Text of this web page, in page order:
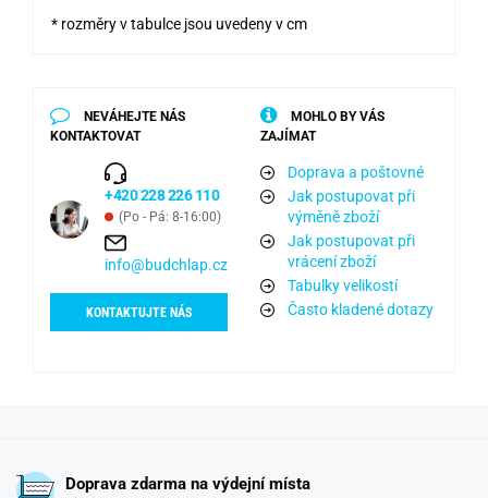
* rozměry v tabulce jsou uvedeny v cm
NEVÁHEJTE NÁS
KONTAKTOVAT
+420 228 226 110
(Po - Pá: 8-16:00)
info@budchlap.cz
KONTAKTUJTE NÁS
MOHLO BY VÁS
ZAJÍMAT
Doprava a poštovné
Jak postupovat při
výměně zboží
Jak postupovat při
vrácení zboží
Tabulky velikostí
Často kladené dotazy
Doprava zdarma na výdejní místa